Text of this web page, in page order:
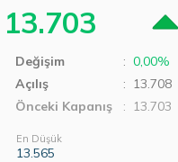
13.703
Değişim : 0,00%
Açılış
: 13.708
Önceki Kapanış
: 13.703
En Düşük
13.565